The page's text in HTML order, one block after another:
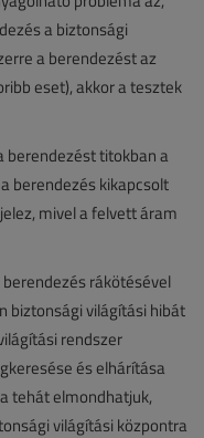
a biztonsági
a berendezést az
eset), akkor a tesztek
berendezést titokban a
berendezés kikapcsolt
mivel a felvett áram
rákötésével
biztonsági világítási hibát
rendszer
és elhárítása
tehát elmondhatjuk,
világítási központra